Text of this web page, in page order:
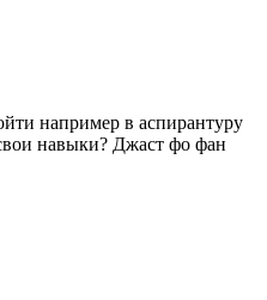
например в аспирантуру
навыки? Джаст фо фан